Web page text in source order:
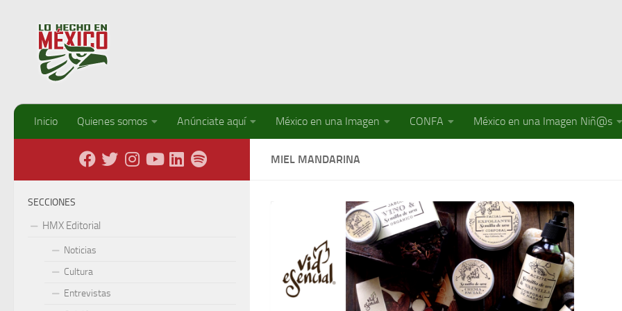
Inicio Quienes somos Anúnciate aquí México en una Imagen CONFA México en una Imagen Niñ@s
MIEL MANDARINA
SECCIONES
HMX Editorial
Noticias
Cultura
Entrevistas